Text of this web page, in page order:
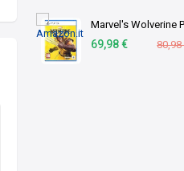
Marvel's Wolverine
69,98 € 80,98